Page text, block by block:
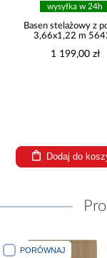
wysyłka w 24h
Basen stelażowy z
3,66x1,22 m
1 199,00 zł
Dodaj do
PORÓWNAJ